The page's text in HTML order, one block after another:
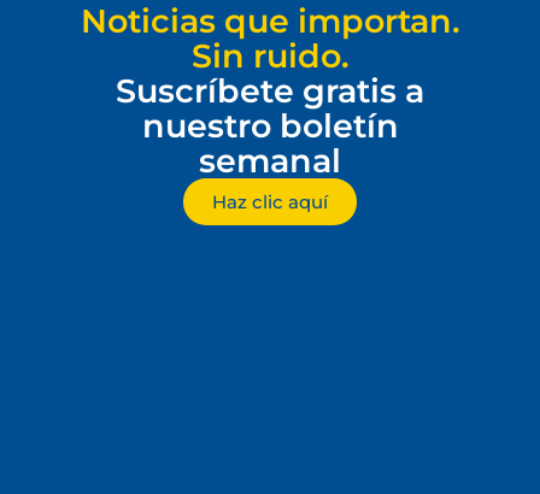
Noticias que importan.
Sin ruido.
Suscríbete gratis a
nuestro boletín
semanal
Haz clic aquí